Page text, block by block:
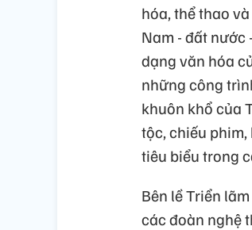
hóa, thể thao
Nam - đất
dạng văn hóa
những công
khuôn khổ của
tộc, chiếu
tiêu biểu trong
Bên lề Triển
các đoàn nghệ